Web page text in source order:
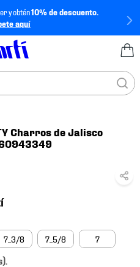
y obtén10% de descuento.
aquí
Charros de Jalisco
7
7_3/8 7_5/8